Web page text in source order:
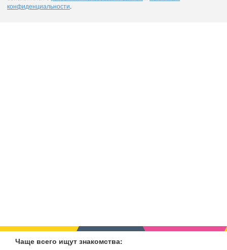
конфиденциальности.
Чаще всего ищут знакомства: